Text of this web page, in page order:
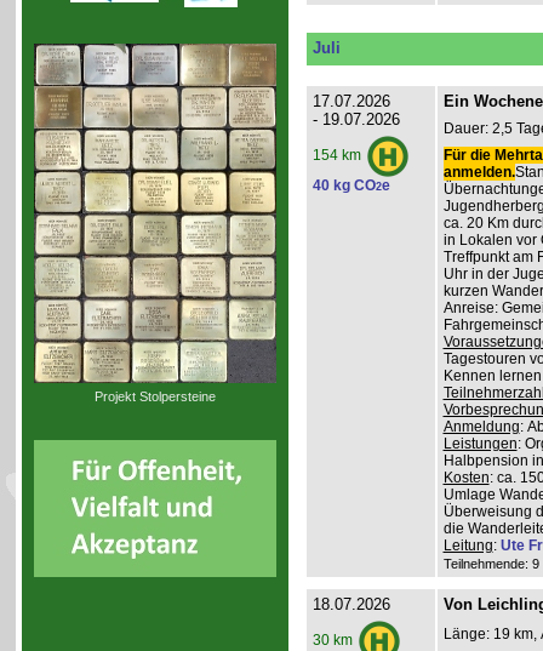
Projekt Stolpersteine
Juli
17.07.2026
- 19.07.2026
154 km
40 kg CO2e
Ein
Dauer: 2,5
Für die
anmelden.
ca. 20 Km
in Lokalen vor
Treffpunkt am
Uhr in der
kurzen
Anreise:
Tagestouren
Kennen
Anmeldung:
Leistungen:
Halbpension
Kosten: ca.
Umlage
Überweisung
die
Leitung: Ute
Teilnehmende:
18.07.2026
30 km
Von
Länge: 19 km,